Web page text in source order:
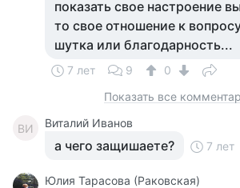
показать свое настроение
то свое отношение к
шутка или благодарность...
7 лет 9
0
Показать все
ВИ Виталий Иванов
а чего защишаете? 7 лет
Юлия Тарасова (Раковская)